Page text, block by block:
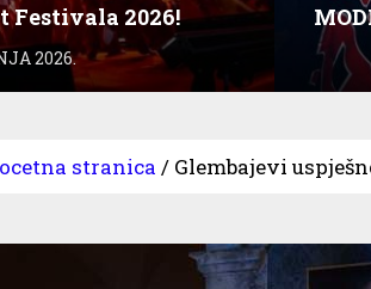
Festivala 2026!
2026.
stranica / Glembajevi